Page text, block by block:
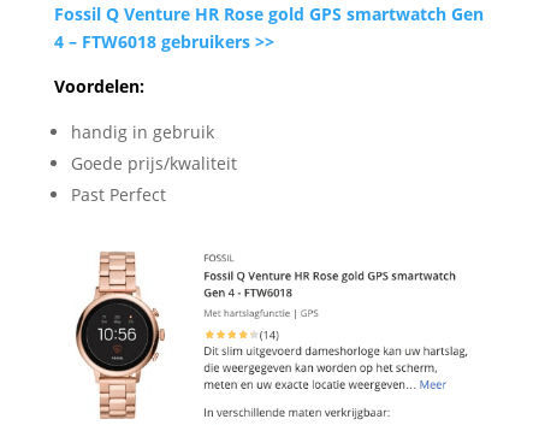
Fossil Q Venture HR Rose gold GPS smartwatch Gen
4 – FTW6018 gebruikers >>
Voordelen:
handig in gebruik
Goede prijs/kwaliteit
Past Perfect